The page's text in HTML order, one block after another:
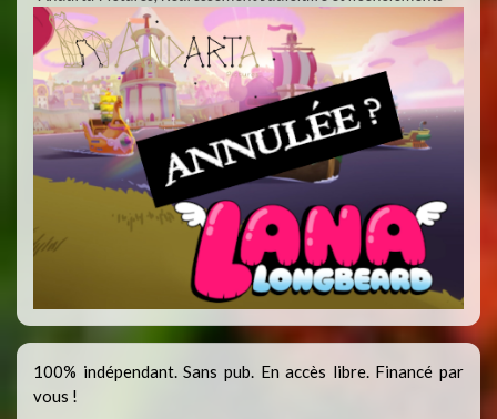
100% indépendant. Sans pub. En accès libre. Financé par
vous !